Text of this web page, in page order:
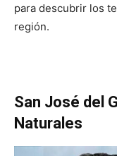
para descubrir los
región.
San José del
Naturales